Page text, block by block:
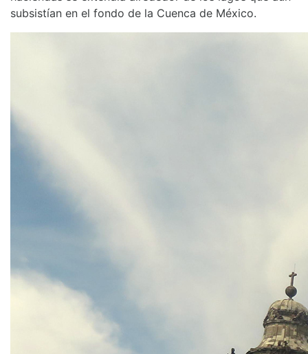
subsistían en el fondo de la Cuenca de México.